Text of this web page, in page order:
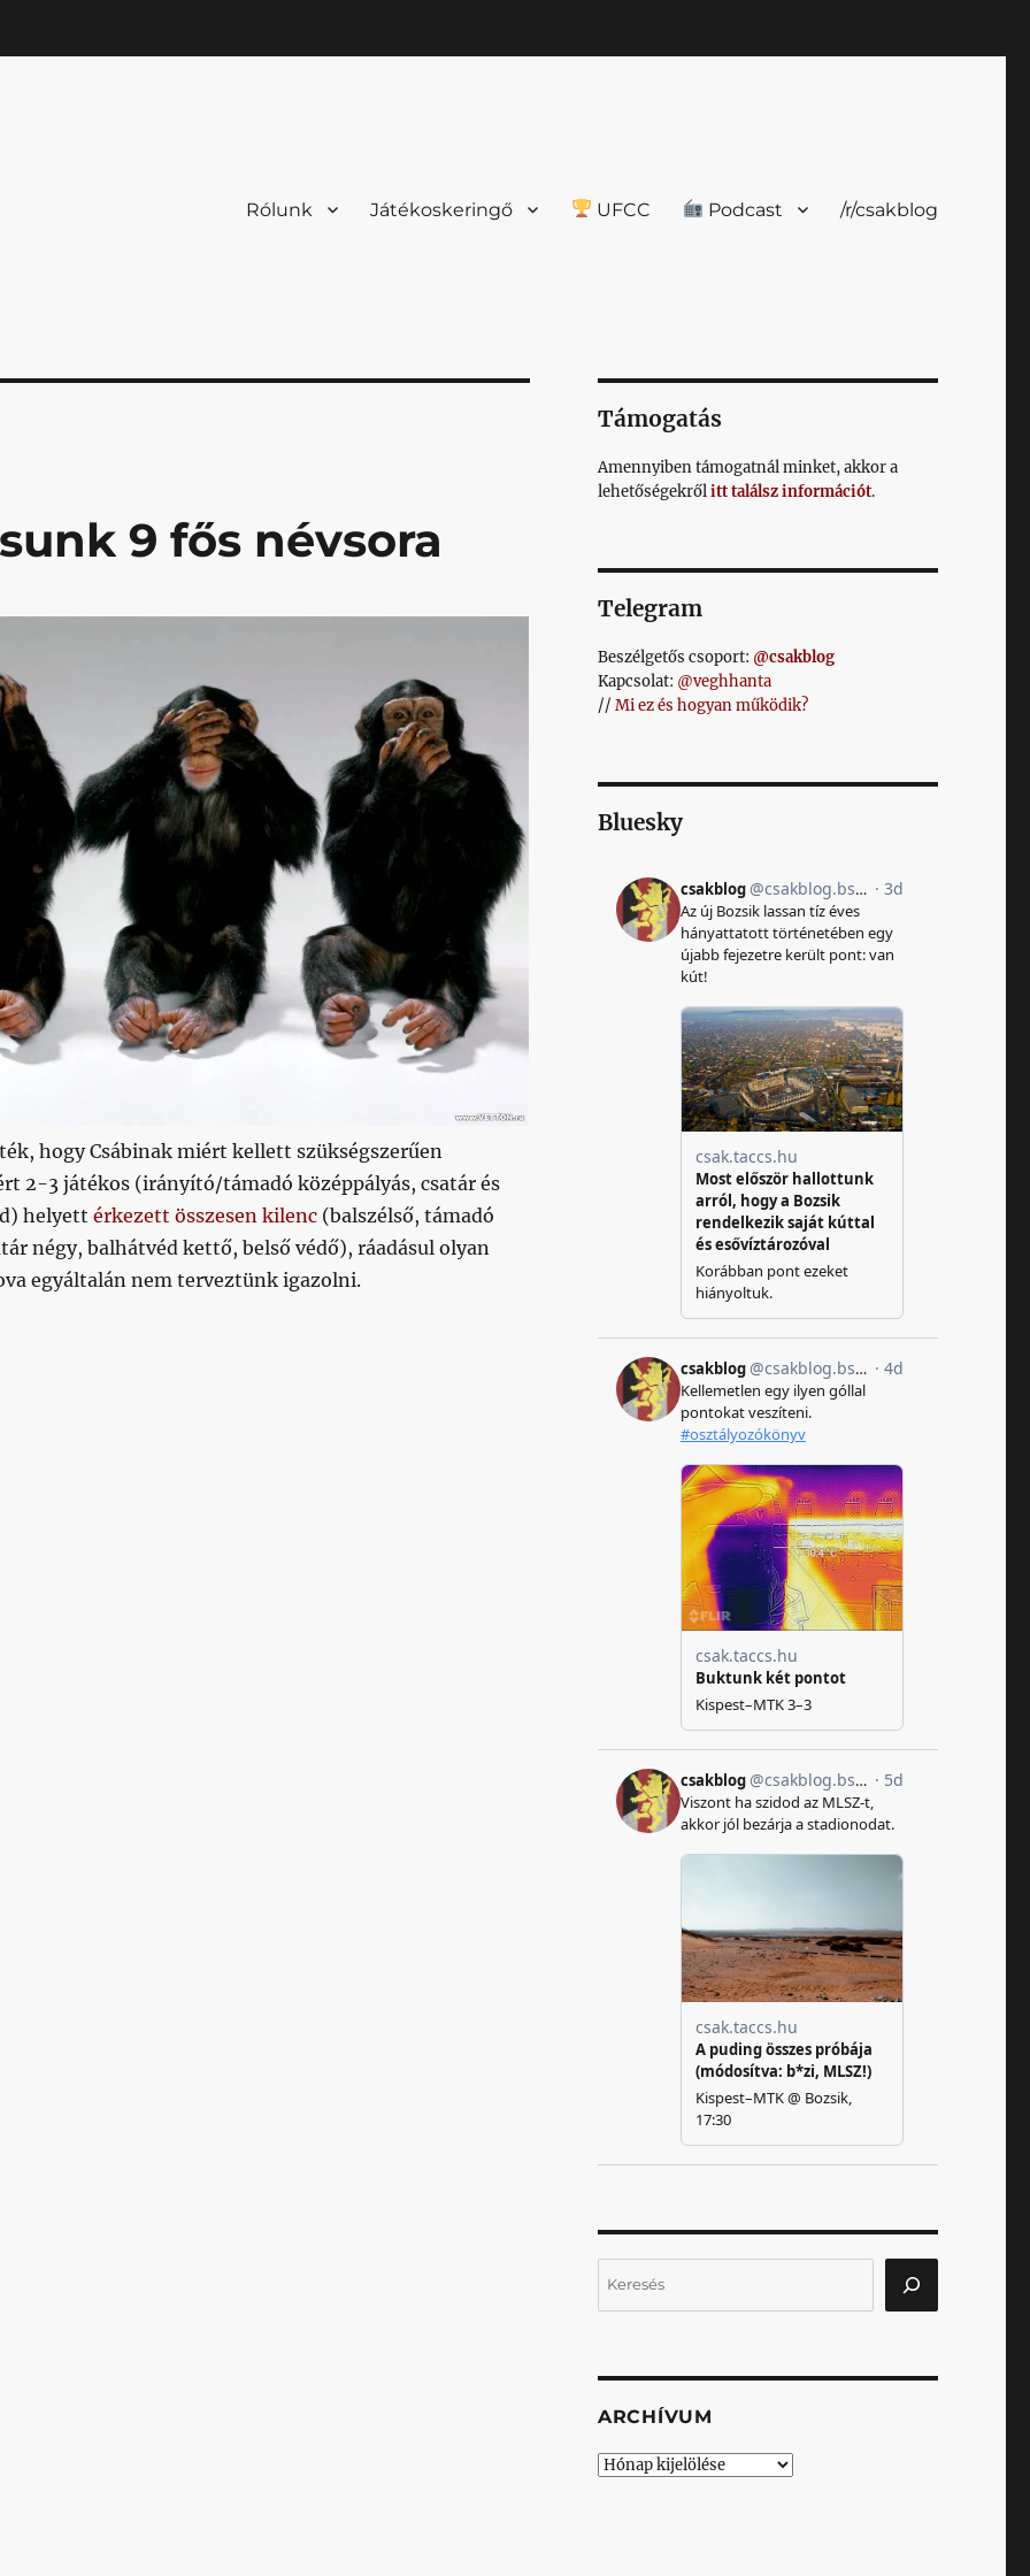
Rólunk Játékoskeringő UFCC Podcast /r/csakblog
9 fős névsora
hogy Csábinak miért kellett szükségszerűen
2-3 játékos (irányító/támadó középpályás, csatár és
helyett érkezett összesen kilenc(balszélső, támadó
négy, balhátvéd kettő, belső védő), ráadásul olyan
egyáltalán nem terveztünk igazolni.
9 fős névsora”
Támogatás
Amennyiben támogatnál minket, akkor a
lehetőségekrőlitt találsz információt.
Telegram
Beszélgetős csoport: @csakblog
Kapcsolat: @veghhanta
// Mi ez és hogyan működik?
Bluesky
ARCHÍVUM
Archívum